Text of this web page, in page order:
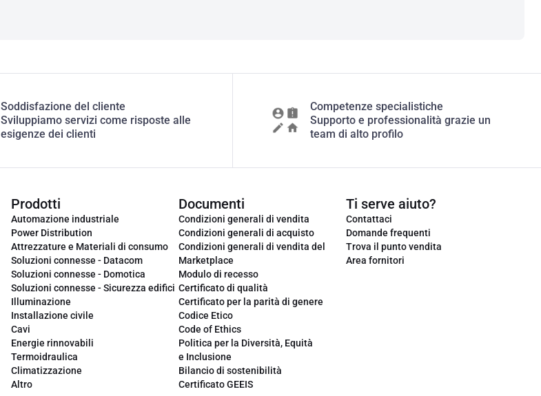
Soddisfazione del cliente
Sviluppiamo servizi come risposte alle
esigenze dei clienti
Competenze specialistiche
Supporto e professionalità grazie un
team di alto profilo
Prodotti
Automazione industriale
Power Distribution
Attrezzature e Materiali di consumo
Soluzioni connesse - Datacom
Soluzioni connesse - Domotica
Soluzioni connesse - Sicurezza edifici
Illuminazione
Installazione civile
Cavi
Energie rinnovabili
Termoidraulica
Climatizzazione
Altro
Documenti
Condizioni generali di vendita
Condizioni generali di acquisto
Condizioni generali di vendita del
Marketplace
Modulo di recesso
Certificato di qualità
Certificato per la parità di genere
Codice Etico
Code of Ethics
Politica per la Diversità, Equità
e Inclusione
Bilancio di sostenibilità
Certificato GEEIS
Ti serve aiuto?
Contattaci
Domande frequenti
Trova il punto vendita
Area fornitori